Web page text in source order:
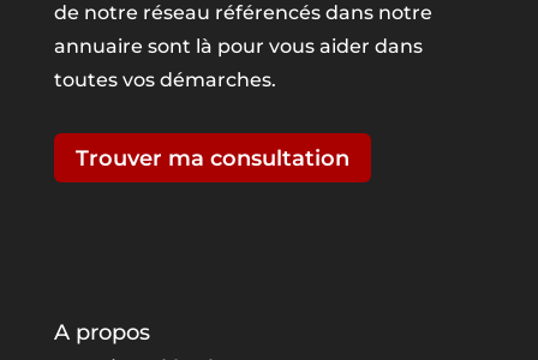
de notre réseau référencés dans notre
annuaire sont là pour vous aider dans
toutes vos démarches.
Trouver ma consultation
A propos